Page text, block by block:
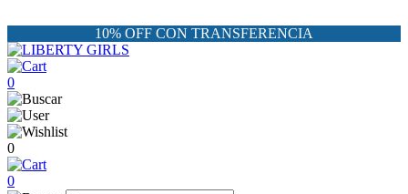
10% OFF CON TRANSFERENCIA
0
0
0